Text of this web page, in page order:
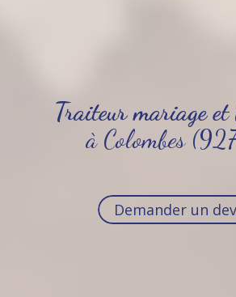
Traiteur mariage et
à Colombes
Demander un